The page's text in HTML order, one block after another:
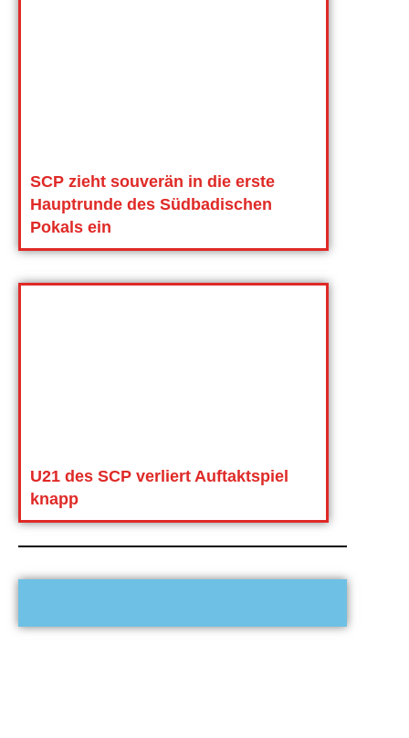
SCP zieht souverän in die erste
Hauptrunde des Südbadischen
Pokals ein
U21 des SCP verliert Auftaktspiel
knapp